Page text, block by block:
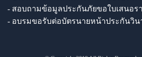
- สอบถามข้อมูลประกันภัยขอใบเสนอร
- อบรมขอรับต่อบัตรนายหน้าประกันวิน